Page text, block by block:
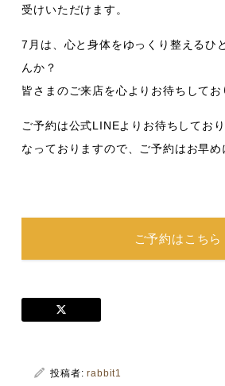
受けいただけます。
7月は、心と身体をゆっくり整えるひ
んか？
皆さまのご来店を心よりお待ちしてお
ご予約は公式LINEよりお待ちしてお
なっておりますので、ご予約はお早め
ご予約はこちら
投稿者:rabbit1